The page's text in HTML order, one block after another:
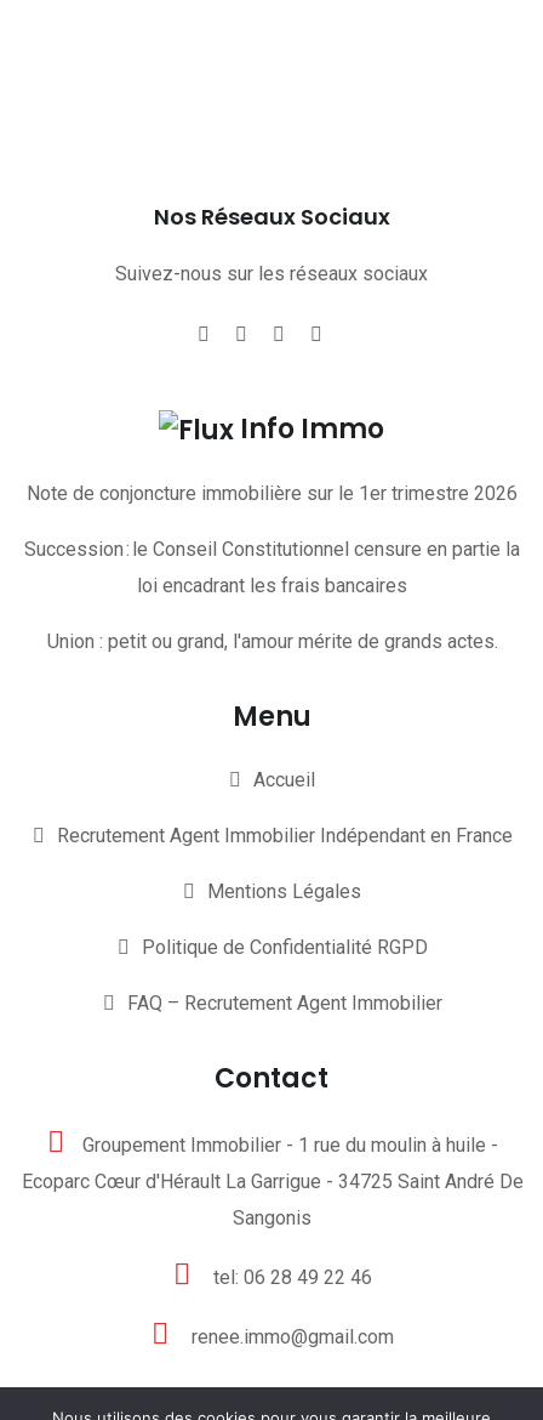
Nos Réseaux Sociaux
Suivez-nous sur les réseaux sociaux
Info Immo
Note de conjoncture immobilière sur le 1er trimestre 2026
Succession : le Conseil Constitutionnel censure en partie la
loi encadrant les frais bancaires
Union : petit ou grand, l'amour mérite de grands actes.
Menu
Accueil
Recrutement Agent Immobilier Indépendant en France
Mentions Légales
Politique de Confidentialité RGPD
FAQ – Recrutement Agent Immobilier
Contact
Groupement Immobilier - 1 rue du moulin à huile -
Ecoparc Cœur d'Hérault La Garrigue - 34725 Saint André De
Sangonis
tel: 06 28 49 22 46
renee.immo@gmail.com